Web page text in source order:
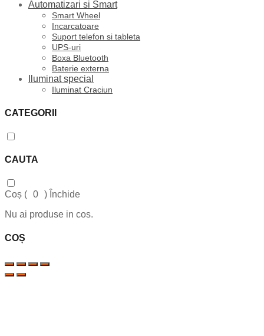
Automatizari si Smart
Smart Wheel
Incarcatoare
Suport telefon si tableta
UPS-uri
Boxa Bluetooth
Baterie externa
Iluminat special
Iluminat Craciun
CATEGORII
CAUTA
Coș ( 0 ) Închide
Nu ai produse in cos.
COȘ